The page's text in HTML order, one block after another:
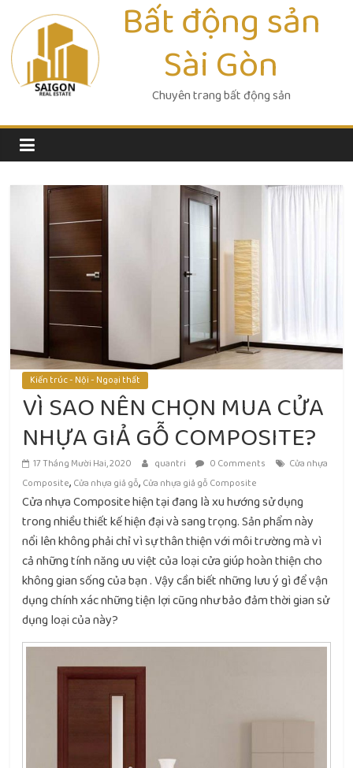
content
Bất động sản
Sài Gòn
Chuyên trang bất động sản
Kiến trúc - Nội - Ngoại thất
VÌ SAO NÊN CHỌN MUA CỬA
NHỰA GIẢ GỖ COMPOSITE?
17 Tháng Mười Hai, 2020 quantri 0 Comments
Cửa nhựa
Composite, Cửa nhựa giả gỗ, Cửa nhựa giả gỗ Composite
Cửa nhựa Composite hiện tại đang là xu hướng sử dụng
trong nhiều thiết kế hiện đại và sang trọng. Sản phẩm này
nổi lên không phải chỉ vì sự thân thiện với môi trường mà vì
cả những tính năng ưu việt của loại cửa giúp hoàn thiện cho
không gian sống của bạn . Vậy cần biết những lưu ý gì để vận
dụng chính xác những tiện lợi cũng như bảo đảm thời gian sử
dụng loại của này?